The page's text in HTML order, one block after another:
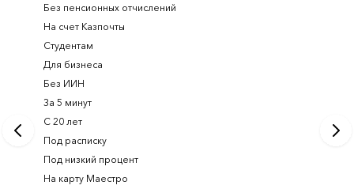
Без пенсионных отчислений
На счет Казпочты
Студентам
Для бизнеса
Без ИИН
За 5 минут
С 20 лет
Под расписку
Под низкий процент
На карту Маестро
Займ на
Займ